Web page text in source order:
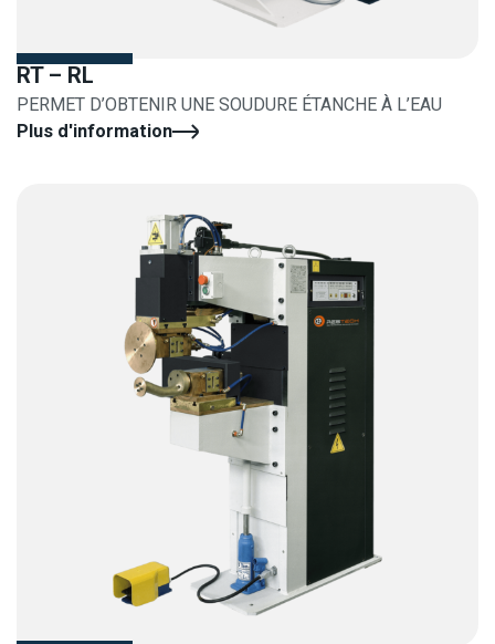
RT – RL
PERMET D’OBTENIR UNE SOUDURE ÉTANCHE À L’EAU
Plus d'information